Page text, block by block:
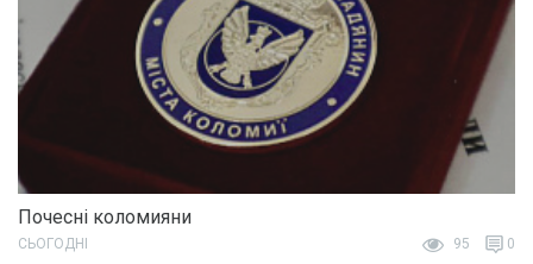
Почесні коломияни
СЬОГОДНІ 95 0